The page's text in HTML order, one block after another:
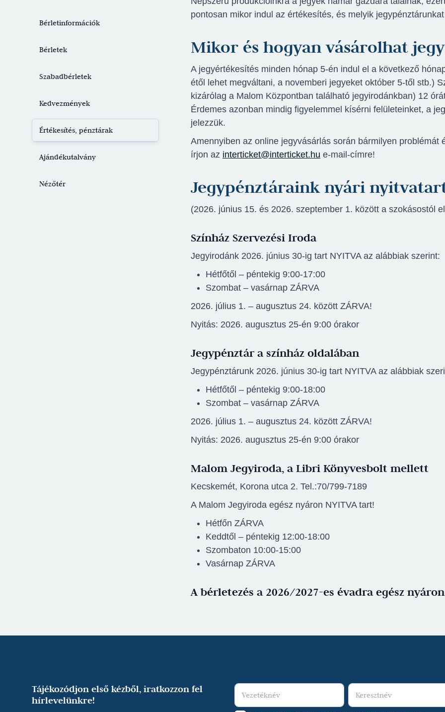
Bérletinformációk
Bérletek
Szabadbérletek
Kedvezmények
Értékesítés, pénztárak
Ajándékutalvány
Nézőtér
pontosan mikor indul az értékesítés, és melyik
Mikor és hogyan vásárolhat
A jegyértékesítés minden hónap 5-én indul el a következő
étől lehet megváltani, a novemberi jegyeket október 5-től stb.)
kizárólag a Malom Központban található jegyirodánkban) 12
Érdemes azonban mindig figyelemmel kísérni felületeinket, a
jelezzük.
Amennyiben az online jegyvásárlás során bármilyen
írjon az interticket@interticket.hu e-mail-címre!
Jegypénztáraink nyári
(2026. június 15. és 2026. szeptember 1. között a szokásostól
Színház Szervezési Iroda
Jegyirodánk 2026. június 30-ig tart NYITVA az alábbiak szerint:
Hétfőtől – péntekig 9:00-17:00
Szombat – vasárnap ZÁRVA
2026. július 1. – augusztus 24. között ZÁRVA!
Nyitás: 2026. augusztus 25-én 9:00 órakor
Jegypénztár a színház oldalában
Jegypénztárunk 2026. június 30-ig tart NYITVA az alábbiak
Hétfőtől – péntekig 9:00-18:00
Szombat – vasárnap ZÁRVA
2026. július 1. – augusztus 24. között ZÁRVA!
Nyitás: 2026. augusztus 25-én 9:00 órakor
Malom Jegyiroda, a Libri Könyvesbolt mellett
Kecskemét, Korona utca 2. Tel.:70/799-7189
A Malom Jegyiroda egész nyáron NYITVA tart!
Hétfőn ZÁRVA
Keddtől – péntekig 12:00-18:00
Szombaton 10:00-15:00
Vasárnap ZÁRVA
A bérletezés a 2026/2027-es évadra egész
Tájékozódjon első kézből, iratkozzon fel
hírlevelünkre!